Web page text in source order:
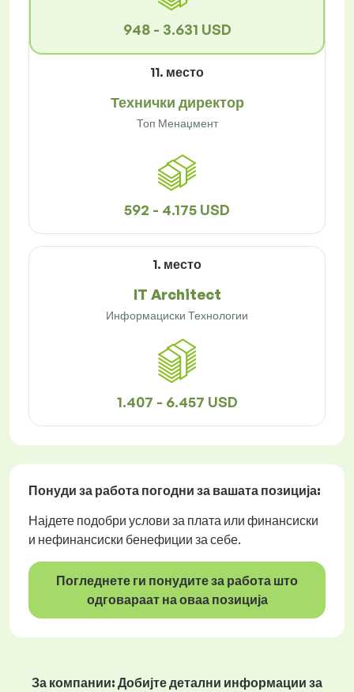
948 - 3.631 USD
11. место
Технички директор
Топ Менаџмент
592 - 4.175 USD
1. место
IT Architect
Информациски Технологии
1.407 - 6.457 USD
Понуди за работа погодни за вашата позиција:
Најдете подобри услови за плата или финансиски
и нефинансиски бенефиции за себе.
Погледнете ги понудите за работа што
одговараат на оваа позиција
За компании: Добијте детални информации за